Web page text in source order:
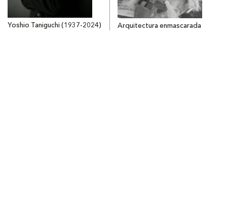
Yoshio Taniguchi (1937-2024) Arquitectura enmascarada